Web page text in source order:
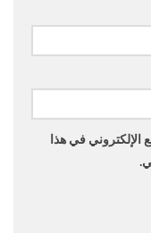
الإلكتروني في هذا